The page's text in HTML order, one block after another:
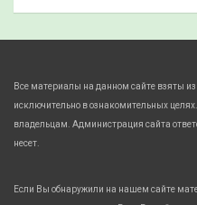
Все материалы на данном сайте взяты
исключительно в ознакомительных
владельцам. Администрация сайта
несет.
Если Вы обнаружили на нашем сайте